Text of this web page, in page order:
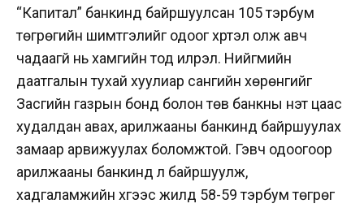
“Капитал” банкинд байршуулсан 105 тэрбум
төгрөгийн шимтгэлийг одоог хүртэл олж авч
чадаагүй нь хамгийн тод илрэл. Нийгмийн
даатгалын тухай хуулиар сангийн хөрөнгийг
Засгийн газрын бонд болон төв банкны үнэт цаас
худалдан авах, арилжааны банкинд байршуулах
замаар арвижуулах боломжтой. Гэвч одоогоор
арилжааны банкинд л байршуулж,
хадгаламжийн хүүгээс жилд 58-59 тэрбум төгрөг